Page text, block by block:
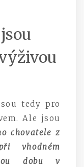
tedy pro
Ale jsou
chovatele z
vhodném
dobu v